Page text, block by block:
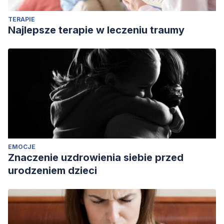
TERAPIE
Najlepsze terapie w leczeniu traumy
EMOCJE
Znaczenie uzdrowienia siebie przed
urodzeniem dzieci